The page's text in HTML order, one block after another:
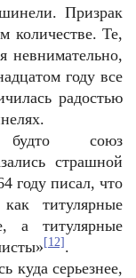
Призрак
количестве. Те,
невнимательно,
году все
радостью
будто союз
страшной
году писал, что
титулярные
а титулярные
[12] .
куда серьезнее,